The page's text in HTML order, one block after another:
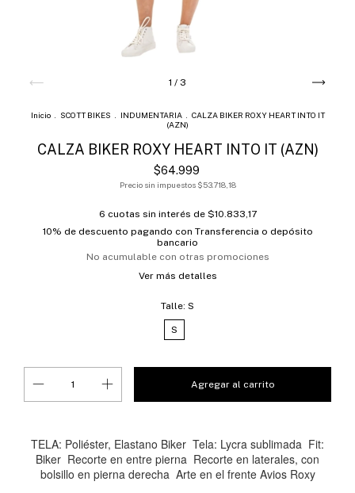
1 / 3
Inicio SCOTT BIKES INDUMENTARIA
CALZA BIKER ROXY HEART INTO IT
(AZN)
CALZA BIKER ROXY HEART INTO IT (AZN)
$64.999
Precio sin impuestos $53.718,18
6 cuotas sin interés de $10.833,17
10% de descuento pagando con Transferencia o depósito
bancario
No acumulable con otras promociones
Ver más detalles
Talle: S
S
TELA: Poliéster, Elastano Biker Tela: Lycra sublimada Fit:
Biker Recorte en entre pierna Recorte en laterales, con
bolsillo en pierna derecha Arte en el frente Avios Roxy